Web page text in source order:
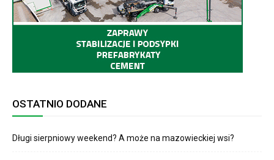
OSTATNIO DODANE
Długi sierpniowy weekend? A może na mazowieckiej wsi?